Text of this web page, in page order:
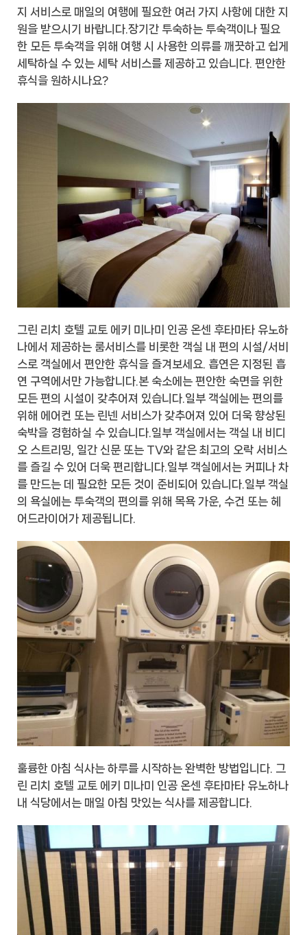
지 서비스로 매일의 여행에 필요한 여러 가지 사항에 대한 지
원을 받으시기 바랍니다.장기간 투숙하는 투숙객이나 필요
한 모든 투숙객을 위해 여행 시 사용한 의류를 깨끗하고 쉽게
세탁하실 수 있는 세탁 서비스를 제공하고 있습니다. 편안한
휴식을 원하시나요?
그린 리치 호텔 교토 에키 미나미 인공 온센 후타마타 유노하
나에서 제공하는 룸서비스를 비롯한 객실 내 편의 시설/서비
스로 객실에서 편안한 휴식을 즐겨보세요. 흡연은 지정된 흡
연 구역에서만 가능합니다.본 숙소에는 편안한 숙면을 위한
모든 편의 시설이 갖추어져 있습니다.일부 객실에는 편의를
위해 에어컨 또는 린넨 서비스가 갖추어져 있어 더욱 향상된
숙박을 경험하실 수 있습니다.일부 객실에서는 객실 내 비디
오 스트리밍, 일간 신문 또는 TV와 같은 최고의 오락 서비스
를 즐길 수 있어 더욱 편리합니다.일부 객실에서는 커피나 차
를 만드는 데 필요한 모든 것이 준비되어 있습니다.일부 객실
의 욕실에는 투숙객의 편의를 위해 목욕 가운, 수건 또는 헤
어드라이어가 제공됩니다.
훌륭한 아침 식사는 하루를 시작하는 완벽한 방법입니다. 그
린 리치 호텔 교토 에키 미나미 인공 온센 후타마타 유노하나
내 식당에서는 매일 아침 맛있는 식사를 제공합니다.